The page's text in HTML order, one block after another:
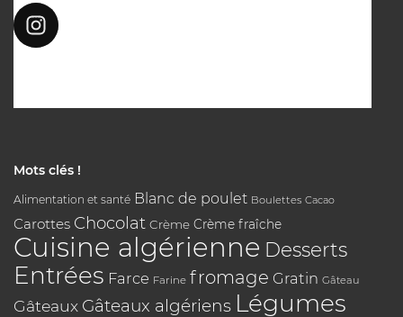
Mots clés !
Alimentation et santé Blanc de poulet Boulettes Cacao
Carottes Chocolat Crème Crème fraîche
Cuisine algérienne Desserts
Entrées Farce Farine fromage Gratin Gâteau
Gâteaux Gâteaux algériens Légumes